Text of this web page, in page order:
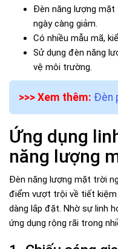
Đèn năng lượng mặt
ngày càng giảm.
Có nhiều mẫu mã,
Sử dụng đèn năng
vệ môi trường.
>>> Xem thêm: Đèn
Ứng dụng
năng lượng
Đèn năng lượng mặt trời
điểm vượt trội về tiết kiệm
dàng lắp đặt. Nhờ sự linh
ứng dụng rộng rãi trong